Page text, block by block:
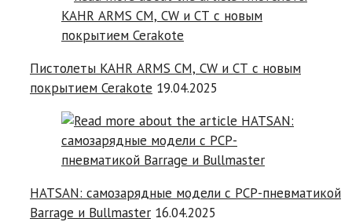
Пистолеты KAHR ARMS CM, CW и CT с новым
покрытием Cerakote 19.04.2025
HATSAN: самозарядные модели с РСР-пневматикой
Barrage и Bullmaster 16.04.2025